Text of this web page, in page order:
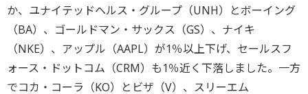
か、ユナイテッドヘルス・グループ（UNH）とボーイング
（BA）、ゴールドマン・サックス（GS）、ナイキ
（NKE）、アップル（AAPL）が1％以上下げ、セールスフ
ォース・ドットコム（CRM）も1％近く下落しました。一方
でコカ・コーラ（KO）とビザ（V）、スリーエム